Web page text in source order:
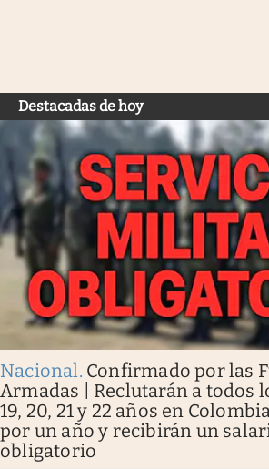
Destacadas de hoy
Nacional. Confirmado por las
Armadas | Reclutarán a todos
19, 20, 21 y 22 años en
por un año y recibirán un
obligatorio